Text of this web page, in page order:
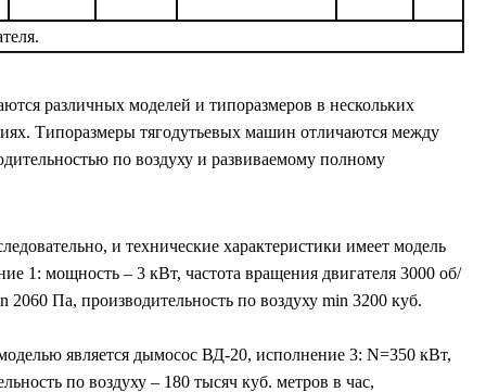
различных моделей и типоразмеров в нескольких
Типоразмеры тягодутьевых машин отличаются между
по воздуху и развиваемому полному
и технические характеристики имеет модель
1: мощность – 3 кВт, частота вращения двигателя 3000 об/
2060 Па, производительность по воздуху min 3200 куб.
является дымосос ВД-20, исполнение 3: N=350 кВт,
по воздуху – 180 тысяч куб. метров в час,